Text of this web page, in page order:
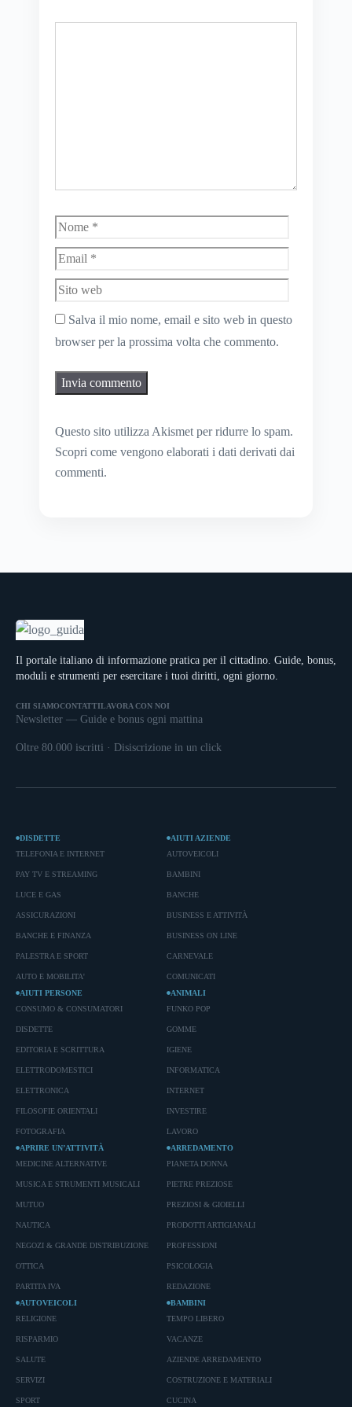
Nome
web
Salva il mio nome, email e sito web in questo
browser per la prossima volta che commento.
Questo sito utilizza Akismet per ridurre lo spam.
Scopri come vengono elaborati i dati derivati dai
commenti.
Il portale italiano di informazione pratica per il cittadino. Guide, bonus,
moduli e strumenti per esercitare i tuoi diritti, ogni giorno.
CHI SIAMOCONTATTI LAVORA CON NOI
Newsletter — Guide e bonus ogni mattina
Oltre 80.000 iscritti · Disiscrizione in un click
DISDETTE
TELEFONIA E INTERNET
PAY TV E STREAMING
LUCE E GAS
ASSICURAZIONI
BANCHE E FINANZA
PALESTRA E SPORT
AUTO E MOBILITA'
AIUTI AZIENDE
AUTOVEICOLI
BAMBINI
BANCHE
BUSINESS E ATTIVITÀ
BUSINESS ON LINE
CARNEVALE
COMUNICATI
AIUTI PERSONE
CONSUMO & CONSUMATORI
DISDETTE
EDITORIA E SCRITTURA
ELETTRODOMESTICI
ELETTRONICA
FILOSOFIE ORIENTALI
FOTOGRAFIA
ANIMALI
FUNKO POP
GOMME
IGIENE
INFORMATICA
INTERNET
INVESTIRE
LAVORO
APRIRE UN’ATTIVITÀ
MEDICINE ALTERNATIVE
MUSICA E STRUMENTI MUSICALI
MUTUO
NAUTICA
NEGOZI & GRANDE DISTRIBUZIONE
OTTICA
PARTITA IVA
ARREDAMENTO
PIANETA DONNA
PIETRE PREZIOSE
PREZIOSI & GIOIELLI
PRODOTTI ARTIGIANALI
PROFESSIONI
PSICOLOGIA
REDAZIONE
AUTOVEICOLI
RELIGIONE
RISPARMIO
SALUTE
SERVIZI
SPORT
BAMBINI
TEMPO LIBERO
VACANZE
AZIENDE ARREDAMENTO
COSTRUZIONE E MATERIALI
CUCINA